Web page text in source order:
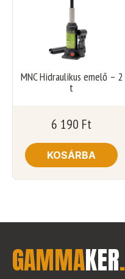
MNC Hidraulikus emelő – 2
t
6 190 Ft
KOSÁRBA
GAMMAKER.